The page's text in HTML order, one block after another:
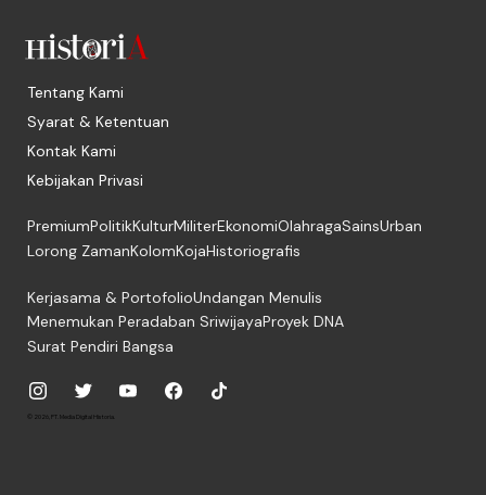
Tentang Kami
Syarat & Ketentuan
Kontak Kami
Kebijakan Privasi
PremiumPolitikKulturMiliterEkonomiOlahragaSainsUrban
Lorong ZamanKolomKojaHistoriografis
Kerjasama & PortofolioUndangan Menulis
Menemukan Peradaban SriwijayaProyek DNA
Surat Pendiri Bangsa
© 2026, PT. Media Digital Historia.